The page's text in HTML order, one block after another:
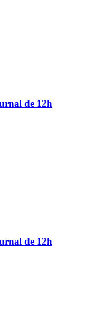
de 12h
de 12h